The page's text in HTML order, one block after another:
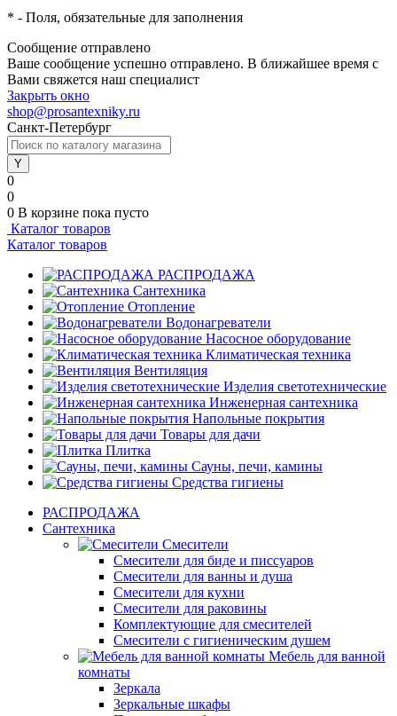
* - Поля, обязательные для заполнения
Сообщение отправлено
Ваше сообщение успешно отправлено. В ближайшее время с
Вами свяжется наш специалист
Закрыть окно
shop@prosantexniky.ru
Санкт-Петербург
0
0
0 В корзине пока пусто
Каталог товаров
Каталог товаров
РАСПРОДАЖА
Сантехника
Отопление
Водонагреватели
Насосное оборудование
Климатическая техника
Вентиляция
Изделия светотехнические
Инженерная сантехника
Напольные покрытия
Товары для дачи
Плитка
Сауны, печи, камины
Средства гигиены
РАСПРОДАЖА
Сантехника
Смесители
Смесители для биде и писсуаров
Смесители для ванны и душа
Смесители для кухни
Смесители для раковины
Комплектующие для смесителей
Смесители с гигиеническим душем
Мебель для ванной
комнаты
Зеркала
Зеркальные шкафы